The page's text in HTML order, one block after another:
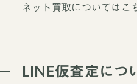
ネット買取についてはこ
LINE仮査定につ